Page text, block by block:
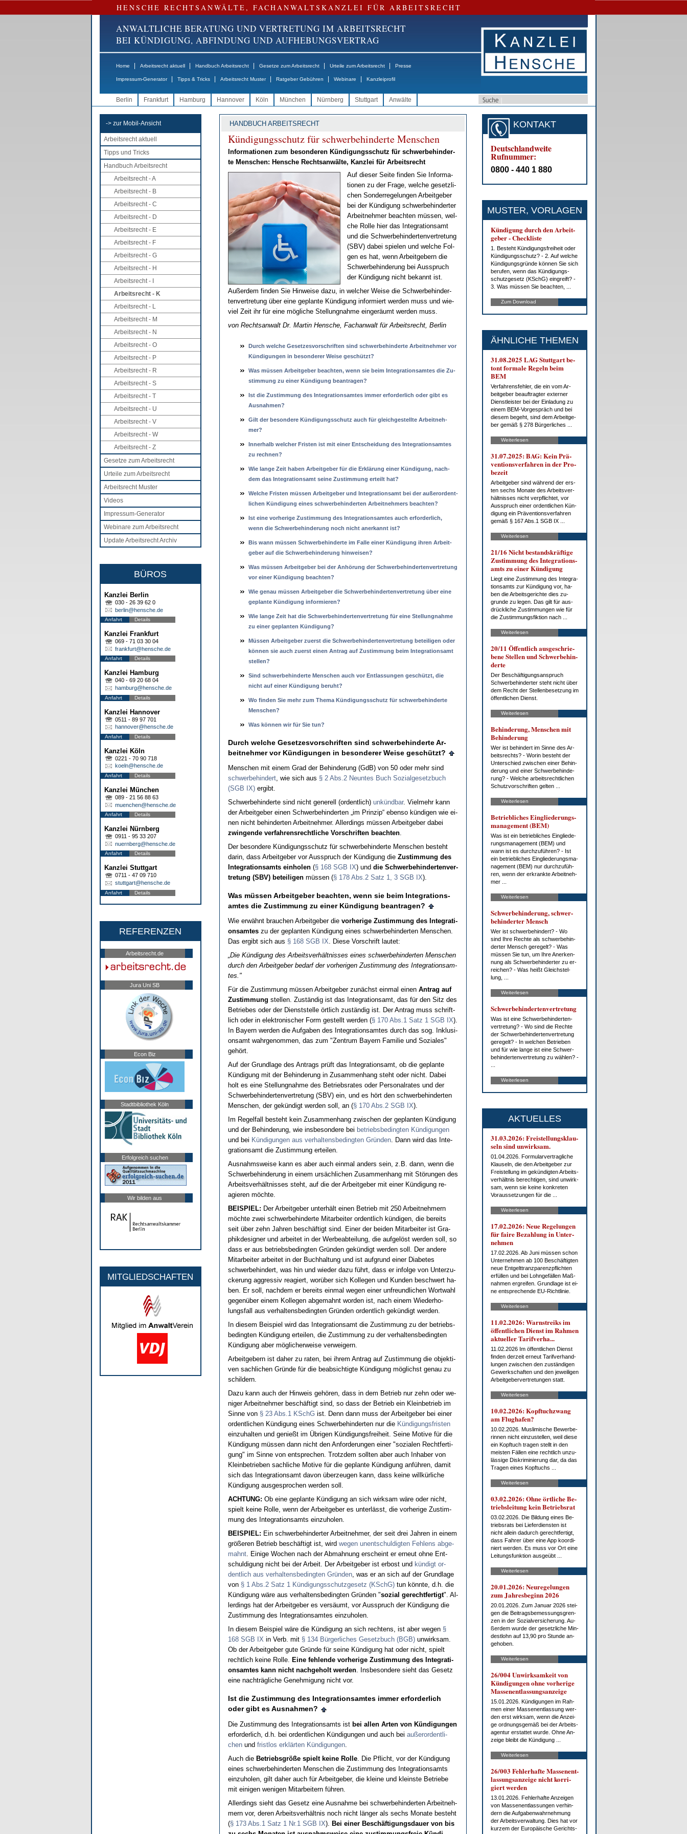
HENSCHE RECHTSANWÄLTE, FACHANWALTSKANZLEI FÜR ARBEITSRECHT
ANWALTLICHE BERATUNG UND VERTRETUNG IM ARBEITSRECHT
BEI KÜNDIGUNG, ABFINDUNG UND AUFHEBUNGSVERTRAG
Home Arbeitsrecht aktuell Handbuch Arbeitsrecht Gesetze zum Arbeitsrecht Urteile zum Arbeitsrecht Presse
Impressum-Generator Tipps & Tricks Arbeitsrecht Muster Ratgeber Gebühren Webinare Kanzleiprofil
Berlin Frankfurt Hamburg Hannover Köln München Nürnberg Stuttgart Anwälte
-> zur Mobil-Ansicht
Arbeitsrecht aktuell
Tipps und Tricks
Handbuch Arbeitsrecht
Arbeitsrecht - A
Arbeitsrecht - B
Arbeitsrecht - C
Arbeitsrecht - D
Arbeitsrecht - E
Arbeitsrecht - F
Arbeitsrecht - G
Arbeitsrecht - H
Arbeitsrecht - I
Arbeitsrecht - K
Arbeitsrecht - L
Arbeitsrecht - M
Arbeitsrecht - N
Arbeitsrecht - O
Arbeitsrecht - P
Arbeitsrecht - R
Arbeitsrecht - S
Arbeitsrecht - T
Arbeitsrecht - U
Arbeitsrecht - V
Arbeitsrecht - W
Arbeitsrecht - Z
Gesetze zum Arbeitsrecht
Urteile zum Arbeitsrecht
Arbeitsrecht Muster
Videos
Impressum-Generator
Webinare zum Arbeitsrecht
Update Arbeitsrecht Archiv
BÜROS
Kanzlei Berlin
030 - 26 39 62 0
berlin@hensche.de
Anfahrt Details
Kanzlei Frankfurt
069 - 71 03 30 04
frankfurt@hensche.de
Anfahrt Details
Kanzlei Hamburg
040 - 69 20 68 04
hamburg@hensche.de
Anfahrt Details
Kanzlei Hannover
0511 - 89 97 701
hannover@hensche.de
Anfahrt Details
Kanzlei Köln
0221 - 70 90 718
koeln@hensche.de
Anfahrt Details
Kanzlei München
089 - 21 56 88 63
muenchen@hensche.de
Anfahrt Details
Kanzlei Nürnberg
0911 - 95 33 207
nuernberg@hensche.de
Anfahrt Details
Kanzlei Stuttgart
0711 - 47 09 710
stuttgart@hensche.de
Anfahrt Details
REFERENZEN
Arbeitsrecht.de
Jura Uni SB
Econ Biz
Stadtbibliothek Köln
Erfolgreich suchen
Wir bilden aus
MITGLIEDSCHAFTEN
HANDBUCH ARBEITSRECHT
Kün­di­gungs­schutz für schwer­be­hin­der­te Men­schen
In­for­ma­tio­nen zum be­son­de­ren Kün­di­gungs­schutz für schwer­be­hin­der­
te Men­schen: Hen­sche Rechts­an­wäl­te, Kanz­lei für Ar­beits­recht
Auf die­ser Sei­te fin­den Sie In­for­ma­
tio­nen zu der Fra­ge, wel­che ge­setz­li­
chen Son­der­re­ge­lun­gen Ar­beit­ge­ber
bei der Kün­di­gung schwer­be­hin­der­ter
Ar­beit­neh­mer be­ach­ten müs­sen, wel­
che Rol­le hier das In­te­gra­ti­ons­amt
und die Schwer­be­hin­der­ten­ver­tre­tung
(SBV) da­bei spie­len und wel­che Fol­
gen es hat, wenn Ar­beit­ge­bern die
Schwer­be­hin­de­rung bei Aus­spruch
der Kün­di­gung nicht be­kannt ist.
Au­ßer­dem fin­den Sie Hin­wei­se da­zu, in wel­cher Wei­se die Schwer­be­hin­der­
ten­ver­tre­tung über ei­ne ge­plan­te Kün­di­gung in­for­miert wer­den muss und wie­
viel Zeit ihr für ei­ne mög­li­che Stel­lung­nah­me ein­ge­räumt wer­den muss.
von Rechts­an­walt Dr. Mar­tin Hen­sche, Fach­an­walt für Ar­beits­recht, Ber­lin
Durch wel­che Ge­set­zes­vor­schrif­ten sind schwer­be­hin­der­te Ar­beit­neh­mer vor
Kündi­gun­gen in be­son­de­rer Wei­se geschützt?
Was müssen Ar­beit­ge­ber be­ach­ten, wenn sie beim In­te­gra­ti­ons­am­tes die Zu­
stim­mung zu ei­ner Kündi­gung be­an­tra­gen?
Ist die Zu­stim­mung des In­te­gra­ti­ons­am­tes im­mer er­for­der­lich oder gibt es
Aus­nah­men?
Gilt der be­son­de­re Kündi­gungs­schutz auch für gleich­ge­stell­te Ar­beit­neh­
mer?
In­ner­halb wel­cher Fris­ten ist mit ei­ner Ent­schei­dung des In­te­gra­ti­ons­am­tes
zu rech­nen?
Wie lan­ge Zeit ha­ben Ar­beit­ge­ber für die Erklärung ei­ner Kündi­gung, nach­
dem das In­te­gra­ti­ons­amt sei­ne Zu­stim­mung er­teilt hat?
Wel­che Fris­ten müssen Ar­beit­ge­ber und In­te­gra­ti­ons­amt bei der außer­or­dent­
li­chen Kündi­gung ei­nes schwer­be­hin­der­ten Ar­beit­neh­mers be­ach­ten?
Ist ei­ne vor­he­ri­ge Zu­stim­mung des In­te­gra­ti­ons­am­tes auch er­for­der­lich,
wenn die Schwer­be­hin­de­rung noch nicht an­er­kannt ist?
Bis wann müssen Schwer­be­hin­der­te im Fal­le ei­ner Kündi­gung ih­ren Ar­beit­
ge­ber auf die Schwer­be­hin­de­rung hin­wei­sen?
Was müssen Ar­beit­ge­ber bei der Anhörung der Schwer­be­hin­der­ten­ver­tre­tung
vor ei­ner Kündi­gung be­ach­ten?
Wie ge­nau müssen Ar­beit­ge­ber die Schwer­be­hin­der­ten­ver­tre­tung über ei­ne
ge­plan­te Kündi­gung in­for­mie­ren?
Wie lan­ge Zeit hat die Schwer­be­hin­der­ten­ver­tre­tung für ei­ne Stel­lung­nah­me
zu ei­ner ge­plan­ten Kündi­gung?
Müssen Ar­beit­ge­ber zu­erst die Schwer­be­hin­der­ten­ver­tre­tung be­tei­li­gen oder
können sie auch zu­erst ei­nen An­trag auf Zu­stim­mung beim In­te­gra­ti­ons­amt
stel­len?
Sind schwer­be­hin­der­te Men­schen auch vor Ent­las­sun­gen geschützt, die
nicht auf ei­ner Kündi­gung be­ruht?
Wo fin­den Sie mehr zum The­ma Kündi­gungs­schutz für schwer­be­hin­der­te
Men­schen?
Was kön­nen wir für Sie tun?
Durch wel­che Ge­set­zes­vor­schrif­ten sind schwer­be­hin­der­te Ar­
beit­neh­mer vor Kündi­gun­gen in be­son­de­rer Wei­se geschützt?
Men­schen mit ei­nem Grad der Be­hin­de­rung (GdB) von 50 oder mehr sind
schwer­be­hin­dert, wie sich aus § 2 Abs.2 Neun­tes Buch So­zi­al­ge­setz­buch
(SGB IX)er­gibt.
Schwer­be­hin­der­te sind nicht ge­ne­rell (or­dent­lich) unkünd­bar. Viel­mehr kann
der Ar­beit­ge­ber ei­nen Schwer­be­hin­der­ten „im Prin­zip“ eben­so kündi­gen wie ei­
nen nicht be­hin­der­ten Ar­beit­neh­mer. Al­ler­dings müssen Ar­beit­ge­ber da­bei
zwin­gen­de ver­fah­rens­recht­li­che Vor­schrif­ten be­ach­ten.
Der be­son­de­re Kündi­gungs­schutz für schwer­be­hin­der­te Men­schen be­steht
dar­in, dass Ar­beit­ge­ber vor Aus­spruch der Kündi­gung die Zu­stim­mung des
In­te­gra­ti­ons­amts ein­ho­len (§ 168 SGB IX) und die Schwer­be­hin­der­ten­ver­
tre­tung (SBV) be­tei­li­gen müssen (§ 178 Abs.2 Satz 1, 3 SGB IX).
Was müssen Ar­beit­ge­ber be­ach­ten, wenn sie beim In­te­gra­ti­ons­
am­tes die Zu­stim­mung zu ei­ner Kündi­gung be­an­tra­gen?
Wie erwähnt brau­chen Ar­beit­ge­ber die vor­he­ri­ge Zu­stim­mung des In­te­gra­ti­
ons­am­teszu der ge­plan­ten Kündi­gung ei­nes schwer­be­hin­der­ten Men­schen.
Das er­gibt sich aus § 168 SGB IX. Die­se Vor­schrift lau­tet:
„Die Kündi­gung des Ar­beits­verhält­nis­ses ei­nes schwer­be­hin­der­ten Men­schen
durch den Ar­beit­ge­ber be­darf der vor­he­ri­gen Zu­stim­mung des In­te­gra­ti­ons­am­
tes."
Für die Zu­stim­mung müssen Ar­beit­ge­ber zunächst ein­mal ei­nen An­trag auf
Zu­stim­mung stel­len. Zuständig ist das In­te­gra­ti­ons­amt, das für den Sitz des
Be­trie­bes oder der Dienst­stel­le ört­lich zuständig ist. Der An­trag muss schrift­
lich oder in elek­tro­ni­scher Form ge­stellt wer­den (§ 170 Abs.1 Satz 1 SGB IX).
In Bay­ern wer­den die Auf­ga­ben des In­te­gra­ti­ons­am­tes durch das sog. In­klu­si­
ons­amt wahr­ge­nom­men, das zum "Zen­trum Bay­ern Fa­mi­lie und So­zia­les"
gehört.
Auf der Grund­la­ge des An­trags prüft das In­te­gra­ti­ons­amt, ob die ge­plan­te
Kündi­gung mit der Be­hin­de­rung in Zu­sam­men­hang steht oder nicht. Da­bei
holt es ei­ne Stel­lung­nah­me des Be­triebs­ra­tes oder Per­so­nal­ra­tes und der
Schwer­be­hin­der­ten­ver­tre­tung (SBV) ein, und es hört den schwer­be­hin­der­ten
Men­schen, der gekündigt wer­den soll, an (§ 170 Abs.2 SGB IX).
Im Re­gel­fall be­steht kein Zu­sam­men­hang zwi­schen der ge­plan­ten Kündi­gung
und der Be­hin­de­rung, wie ins­be­son­de­re bei be­triebs­be­ding­ten Kündi­gun­gen
und bei Kündi­gun­gen aus ver­hal­tens­be­ding­ten Gründen. Dann wird das In­te­
gra­ti­ons­amt die Zu­stim­mung er­tei­len.
Aus­nahms­wei­se kann es aber auch ein­mal an­ders sein, z.B. dann, wenn die
Schwer­be­hin­de­rung in ei­nem ursächli­chen Zu­sam­men­hang mit Störun­gen des
Ar­beits­verhält­nis­ses steht, auf die der Ar­beit­ge­ber mit ei­ner Kündi­gung re­
agie­ren möch­te.
BEISPIEL: Der Ar­beit­ge­ber un­terhält ei­nen Be­trieb mit 250 Ar­beit­neh­mern
möch­te zwei schwer­be­hin­der­te Mit­ar­bei­ter or­dent­lich kündi­gen, die be­reits
seit über zehn Jah­ren beschäftigt sind. Ei­ner der bei­den Mit­ar­bei­ter ist Gra­
phik­de­si­gner und ar­bei­tet in der Wer­be­ab­tei­lung, die auf­gelöst wer­den soll, so
dass er aus be­triebs­be­ding­ten Gründen gekündigt wer­den soll. Der an­de­re
Mit­ar­bei­ter ar­bei­tet in der Buch­hal­tung und ist auf­grund ei­ner Dia­be­tes
schwer­be­hin­dert, was hin und wie­der da­zu führt, dass er in­fol­ge von Un­ter­zu­
cke­rung ag­gres­siv re­agiert, worüber sich Kol­le­gen und Kun­den be­schwert ha­
ben. Er soll, nach­dem er be­reits ein­mal we­gen ei­ner un­freund­li­chen Wort­wahl
ge­genüber ei­nem Kol­le­gen ab­ge­mahnt wor­den ist, nach ei­nem Wie­der­ho­
lungs­fall aus ver­hal­tens­be­ding­ten Gründen or­dent­lich gekündigt wer­den.
In die­sem Bei­spiel wird das In­te­gra­ti­ons­amt die Zu­stim­mung zu der be­triebs­
be­ding­ten Kündi­gung er­tei­len, die Zu­stim­mung zu der ver­hal­tens­be­ding­ten
Kündi­gung aber mögli­cher­wei­se ver­wei­gern.
Ar­beit­ge­bern ist da­her zu ra­ten, bei ih­rem An­trag auf Zu­stim­mung die ob­jek­ti­
ven sach­li­chen Gründe für die be­ab­sich­tig­te Kündi­gung möglichst ge­nau zu
schil­dern.
Da­zu kann auch der Hin­weis gehören, dass in dem Be­trieb nur zehn oder we­
ni­ger Ar­beit­neh­mer beschäftigt sind, so dass der Be­trieb ein Klein­be­trieb im
Sin­ne von § 23 Abs.1 KSchGist. Denn dann muss der Ar­beit­ge­ber bei ei­ner
or­dent­li­chen Kündi­gung ei­nes Schwer­be­hin­der­ten nur die Kündi­gungs­fris­ten
ein­zu­hal­ten und ge­nießt im Übri­gen Kündi­gungs­frei­heit. Sei­ne Mo­ti­ve für die
Kündi­gung müssen dann nicht den An­for­de­run­gen ei­ner "so­zia­len Recht­fer­ti­
gung" im Sin­ne von ent­spre­chen. Trotz­dem soll­ten aber auch In­ha­ber von
Klein­be­trie­ben sach­li­che Mo­ti­ve für die ge­plan­te Kündi­gung anführen, da­mit
sich das In­te­gra­ti­ons­amt da­von über­zeu­gen kann, dass kei­ne willkürli­che
Kündi­gung aus­ge­spro­chen wer­den soll.
ACH­TUNG: Ob ei­ne ge­plan­te Kündi­gung an sich wirk­sam wäre oder nicht,
spielt kei­ne Rol­le, wenn der Ar­beit­ge­ber es un­terlässt, die vor­he­ri­ge Zu­stim­
mung des In­te­gra­ti­ons­amts ein­zu­ho­len.
BEISPIEL: Ein schwer­be­hin­der­ter Ar­beit­neh­mer, der seit drei Jah­ren in ei­nem
größeren Be­trieb beschäftigt ist, wird we­gen un­ent­schul­dig­ten Feh­lens ab­ge­
mahnt. Ei­ni­ge Wo­chen nach der Ab­mah­nung er­scheint er er­neut oh­ne Ent­
schul­di­gung nicht bei der Ar­beit. Der Ar­beit­ge­ber ist er­bost und kündigt or­
dent­lich aus ver­hal­tens­be­ding­ten Gründen, was er an sich auf der Grund­la­ge
von § 1 Abs.2 Satz 1 Kündi­gungs­schutz­ge­setz (KSchG)tun könn­te, d.h. die
Kündi­gung wäre aus ver­hal­tens­be­ding­ten Gründen "so­zi­al ge­recht­fer­tigt". Al­
ler­dings hat der Ar­beit­ge­ber es versäumt, vor Aus­spruch der Kündi­gung die
Zu­stim­mung des In­te­gra­ti­ons­am­tes ein­zu­ho­len.
In die­sem Bei­spiel wäre die Kündi­gung an sich rech­tens, ist aber we­gen §
168 SGB IX in Verb. mit § 134 Bürger­li­ches Ge­setz­buch (BGB)un­wirk­sam.
Ob der Ar­beit­ge­ber gu­te Gründe für sei­ne Kündi­gung hat oder nicht, spielt
recht­lich kei­ne Rol­le. Ei­ne feh­len­de vor­he­ri­ge Zu­stim­mung des In­te­gra­ti­
ons­am­tes kann nicht nach­ge­holt wer­den. Ins­be­son­de­re sieht das Ge­setz
ei­ne nachträgli­che Ge­neh­mi­gung nicht vor.
Ist die Zu­stim­mung des In­te­gra­ti­ons­am­tes im­mer er­for­der­lich
oder gibt es Aus­nah­men?
Die Zu­stim­mung des In­te­gra­ti­ons­amts ist bei al­len Ar­ten von Kündi­gun­gen
er­for­der­lich, d.h. bei or­dent­li­chen Kündi­gun­gen und auch bei außer­or­dent­li­
chenund frist­los erklärten Kündi­gun­gen.
Auch die Be­triebs­größe spielt kei­ne Rol­le. Die Pflicht, vor der Kündi­gung
ei­nes schwer­be­hin­der­ten Men­schen die Zu­stim­mung des In­te­gra­ti­ons­amts
ein­zu­ho­len, gilt da­her auch für Ar­beit­ge­ber, die klei­ne und kleins­te Be­trie­be
mit ei­ni­gen we­ni­gen Mit­ar­bei­tern führen.
Al­ler­dings sieht das Ge­setz ei­ne Aus­nah­me bei schwer­be­hin­der­ten Ar­beit­neh­
mern vor, de­ren Ar­beits­verhält­nis noch nicht länger als sechs Mo­na­te be­steht
(§ 173 Abs.1 Satz 1 Nr.1 SGB IX). Bei ei­ner Beschäfti­gungs­dau­er von bis
KONTAKT
Deutschlandweite
Rufnummer:
0800 - 440 1 880
MUSTER, VORLAGEN
Kün­di­gung durch den Ar­beit­
ge­ber - Check­lis­te
1. Be­steht Kün­di­gungs­frei­heit oder
Kün­di­gungs­schutz? - 2. Auf wel­che
Kün­di­gungs­grün­de kön­nen Sie sich
be­ru­fen, wenn das Kün­di­gungs­
schutz­ge­setz (KSchG) ein­greift? -
3. Was müs­sen Sie be­ach­ten, ...
Zum Download
ÄHNLICHE THEMEN
31.08.2025 LAG Stutt­gart be­
tont for­ma­le Re­geln beim
BEM
Ver­fah­rens­feh­ler, die ein vom Ar­
beit­ge­ber be­auf­trag­ter ex­ter­ner
Dienst­leis­ter bei der Ein­la­dung zu
ei­nem BEM-Vor­ge­spräch und bei
die­sem be­geht, sind dem Ar­beit­ge­
ber ge­mäß § 278 Bür­ger­li­ches ...
Weiterlesen
31.07.2025: BAG: Kein Prä­
ven­ti­ons­ver­fah­ren in der Pro­
be­zeit
Ar­beit­ge­ber sind wäh­rend der ers­
ten sechs Mo­na­te des Ar­beits­ver­
hält­nis­ses nicht ver­pflich­tet, vor
Aus­spruch ei­ner or­dent­li­chen Kün­
di­gung ein Prä­ven­ti­ons­ver­fah­ren
ge­mäß § 167 Abs.1 SGB IX ...
Weiterlesen
21/16 Nicht be­stands­kräf­ti­ge
Zu­stim­mung des In­te­gra­ti­ons­
amts zu ei­ner Kün­di­gung
Liegt ei­ne Zu­stim­mung des In­te­gra­
ti­ons­amts zur Kün­di­gung vor, ha­
ben die Ar­beits­ge­rich­te dies zu­
grun­de zu le­gen. Das gilt für aus­
drück­li­che Zu­stim­mun­gen wie für
die Zu­stim­mungs­fik­ti­on nach ...
Weiterlesen
20/11 Öf­fent­lich aus­ge­schrie­
be­ne Stel­len und Schwer­be­hin­
der­te
Der Be­schäf­ti­gungs­an­spruch
Schwer­be­hin­der­ter steht nicht über
dem Recht der Stel­len­be­set­zung im
öf­fent­li­chen Dienst.
Weiterlesen
Be­hin­de­rung, Men­schen mit
Be­hin­de­rung
Wer ist be­hin­dert im Sin­ne des Ar­
beits­rechts? - Wor­in be­steht der
Un­ter­schied zwi­schen ei­ner Be­hin­
de­rung und ei­ner Schwer­be­hin­de­
rung? - Wel­che ar­beits­recht­li­chen
Schutz­vor­schrif­ten gel­ten ...
Weiterlesen
Be­trieb­li­ches Ein­glie­de­rungs­
ma­nage­ment (BEM)
Was ist ein be­trieb­li­ches Ein­glie­de­
rungs­ma­nage­ment (BEM) und
wann ist es durch­zu­füh­ren? - Ist
ein be­trieb­li­ches Ein­glie­de­rungs­ma­
nage­ment (BEM) nur durch­zu­füh­
ren, wenn der er­krank­te Ar­beit­neh­
mer ...
Weiterlesen
Schwer­be­hin­de­rung, schwer­
be­hin­der­ter Mensch
Wer ist schwer­be­hin­dert? - Wo
sind Ih­re Rech­te als schwer­be­hin­
der­ter Mensch ge­re­gelt? - Was
müs­sen Sie tun, um Ih­re An­er­ken­
nung als Schwer­be­hin­der­ter zu er­
rei­chen? - Was heißt Gleich­stel­
lung, ...
Weiterlesen
Schwer­be­hin­der­ten­ver­tre­tung
Was ist ei­ne Schwer­be­hin­der­ten­
ver­tre­tung? - Wo sind die Rech­te
der Schwer­be­hin­der­ten­ver­tre­tung
ge­re­gelt? - In wel­chen Be­trie­ben
und für wie lan­ge ist ei­ne Schwer­
be­hin­der­ten­ver­tre­tung zu wäh­len? -
Weiterlesen
AKTUELLES
31.03.2026: Frei­stel­lungs­klau­
seln sind un­wirk­sam.
01.04.2026. For­mu­lar­ver­trag­li­che
Klau­seln, die den Ar­beit­ge­ber zur
Frei­stel­lung im ge­kün­dig­ten Ar­beits­
ver­hält­nis be­rech­ti­gen, sind un­wirk­
sam, wenn sie kei­ne kon­kre­ten
Vor­aus­set­zun­gen für die ...
Weiterlesen
17.02.2026: Neue Re­ge­lun­gen
für fai­re Be­zah­lung in Un­ter­
neh­men
17.02.2026. Ab Ju­ni müs­sen schon
Un­ter­neh­men ab 100 Be­schäf­tig­ten
neue Ent­gelt­tranz­pa­renz­pflich­ten
er­fül­len und bei Lohn­ge­fäl­len Maß­
nah­men er­grei­fen. Grund­la­ge ist ei­
ne ent­spre­chen­de EU-Richt­li­nie.
Weiterlesen
11.02.2026: Warn­streiks im
öf­fent­li­chen Dienst im Rah­men
ak­tu­el­ler Ta­rif­ver­ha...
11.02.2026 Im öf­fent­li­chen Dienst
fin­den der­zeit er­neut Ta­rif­ver­hand­
lun­gen zwi­schen den zu­stän­di­gen
Ge­werk­schaf­ten und den je­wei­li­gen
Ar­beit­ge­ber­ver­tre­tun­gen statt.
Weiterlesen
10.02.2026: Kopf­tuch­zwang
am Flug­ha­fen?
10.02.2026. Mus­li­mi­sche Be­wer­be­
rin­nen nicht ein­zu­stel­len, weil die­se
ein Kopf­tuch tra­gen stellt in den
meis­ten Fäl­len ei­ne recht­lich un­zu­
läs­si­ge Dis­kri­mi­nie­rung dar, da das
Tra­gen ei­nes Kopf­tuchs ...
Weiterlesen
03.02.2026: Oh­ne ört­li­che Be­
triebs­lei­tung kein Be­triebs­rat
03.02.2026. Die Bil­dung ei­nes Be­
triebs­rats bei Lie­fer­diens­ten ist
nicht al­lein da­durch ge­recht­fer­tigt,
dass Fah­rer über ei­ne App ko­or­di­
niert wer­den. Es muss vor Ort ei­ne
Lei­tungs­funk­ti­on aus­ge­übt ...
Weiterlesen
20.01.2026: Neu­re­ge­lun­gen
zum Jah­res­be­ginn 2026
20.01.2026. Zum Ja­nu­ar 2026 stei­
gen die Bei­trags­be­mes­sungs­gren­
zen in der So­zi­al­ver­si­che­rung. Au­
ßer­dem wur­de der ge­setz­li­che Min­
dest­lohn auf 13,90 pro St­un­de an­
ge­ho­ben.
Weiterlesen
26/004 Un­wirk­sam­keit von
Kün­di­gun­gen oh­ne vor­he­ri­ge
Mas­sen­ent­las­sungs­an­zei­ge
15.01.2026. Kün­di­gun­gen im Rah­
men ei­ner Mas­sen­ent­las­sung wer­
den erst wirk­sam, wenn die An­zei­
ge ord­nungs­ge­mäß bei der Ar­beits­
agen­tur er­stat­tet wur­de. Oh­ne An­
zei­ge bleibt die Kün­di­gung ...
Weiterlesen
26/003 Feh­ler­haf­te Mas­sen­ent­
las­sungs­an­zei­ge nicht kor­ri­
giert wer­den
13.01.2026. Feh­ler­haf­te An­zei­gen
von Mas­sen­ent­las­sun­gen ver­hin­
dern die Auf­ga­ben­wahr­neh­mung
der Ar­beits­ver­wal­tung. Dies hat vor
kur­zem der Eu­ro­päi­sche Ge­richts­